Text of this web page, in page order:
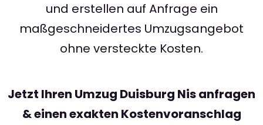
und erstellen auf Anfrage ein
maßgeschneidertes Umzugsangebot
ohne versteckte Kosten.
Jetzt Ihren Umzug Duisburg Nis anfragen
& einen exakten Kostenvoranschlag